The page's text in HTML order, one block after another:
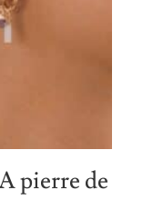
pierre de